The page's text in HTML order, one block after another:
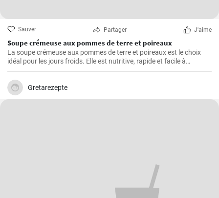
Sauver Partager J'aime
Soupe crémeuse aux pommes de terre et poireaux
La soupe crémeuse aux pommes de terre et poireaux est le choix
idéal pour les jours froids. Elle est nutritive, rapide et facile à
préparer. Elle est remplie de nutriments de légumes sains.
Gretarezepte